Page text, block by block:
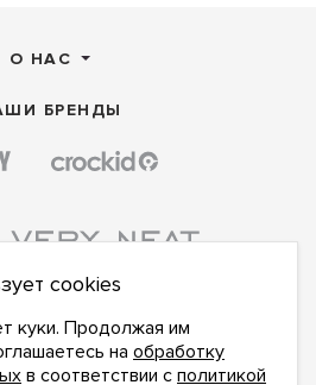
О НАС
БРЕНДЫ
cookies
куки. Продолжая им
на обработку
в соответствии с политикой